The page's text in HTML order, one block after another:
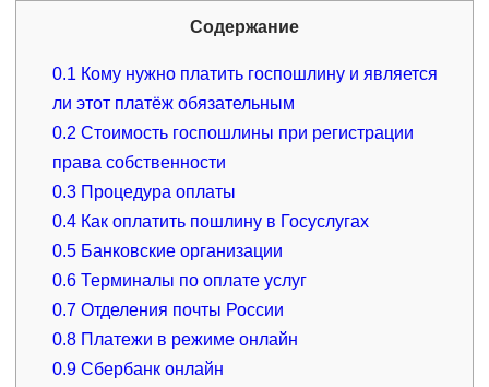
Содержание
0.1 Кому нужно платить госпошлину и является
ли этот платёж обязательным
0.2 Стоимость госпошлины при регистрации
права собственности
0.3 Процедура оплаты
0.4 Как оплатить пошлину в Госуслугах
0.5 Банковские организации
0.6 Терминалы по оплате услуг
0.7 Отделения почты России
0.8 Платежи в режиме онлайн
0.9 Сбербанк онлайн